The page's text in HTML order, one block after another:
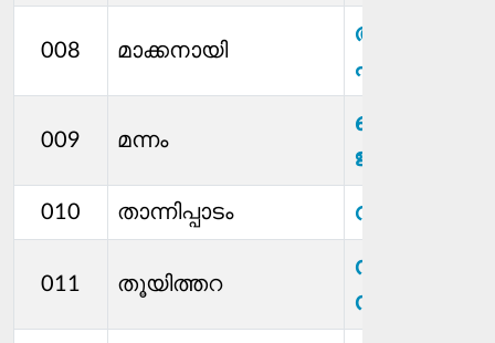
008 മാക്കനായി
എം വി
009 മന്നം
ഷെറീന
ജബ്ബാർ
010 താന്നിപ്പാടം റിസ റഫീക്
011 തൂയിത്തറ
സിന്ധു